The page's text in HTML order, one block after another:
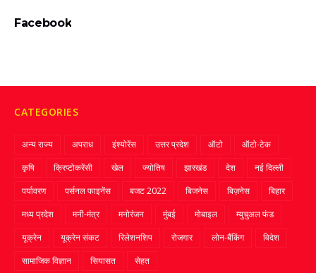
Facebook
CATEGORIES
अन्य राज्य अपराध इंश्योरेंस उत्तर प्रदेश ऑटो
ऑटो-टेक
कृषि
क्रिप्‍टोकरेंसी खेल ज्‍योतिष झारखंड देश
नई दिल्ली
पर्यावरण
पर्सनल फाइनेंस बजट 2022 बिजनेस बिज़नेस
बिहार
मध्य प्रदेश
मनी-मंत्र मनोरंजन मुंबई मोबाइल
म्‍युचुअल फंड
यूक्रेन
यूक्रेन संकट रिलेशनशिप रोजगार लोन-बैंकिंग
विदेश
सामाजिक विज्ञान
सियासत सेहत